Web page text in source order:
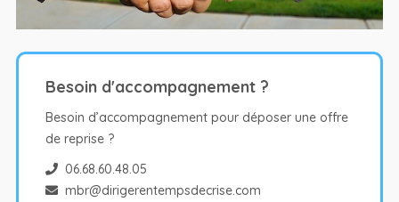
Besoin d'accompagnement ?
Besoin d’accompagnement pour déposer une offre
de reprise ?
06.68.60.48.05
mbr@dirigerentempsdecrise.com